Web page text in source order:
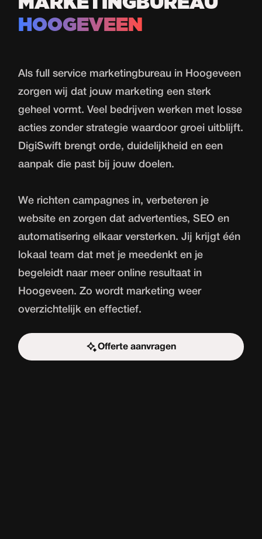
HOOGEVEEN
Als full service marketingbureau in Hoogeveen
zorgen wij dat jouw marketing een sterk
geheel vormt. Veel bedrijven werken met losse
acties zonder strategie waardoor groei uitblijft.
DigiSwift brengt orde, duidelijkheid en een
aanpak die past bij jouw doelen.
We richten campagnes in, verbeteren je
website en zorgen dat advertenties, SEO en
automatisering elkaar versterken. Jij krijgt één
lokaal team dat met je meedenkt en je
begeleidt naar meer online resultaat in
Hoogeveen. Zo wordt marketing weer
overzichtelijk en effectief.
Offerte aanvragen
Start de uitdaging